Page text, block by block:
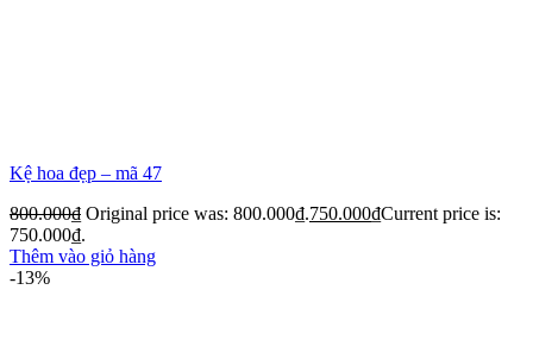
Kệ hoa đẹp – mã 47
800.000₫ Original price was: 800.000₫.750.000₫Current price is:
750.000₫.
Thêm vào giỏ hàng
-13%